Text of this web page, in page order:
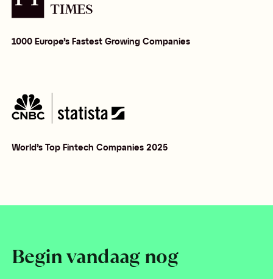
1000 Europe’s Fastest Growing Companies
World’s Top Fintech Companies 2025
Begin vandaag nog